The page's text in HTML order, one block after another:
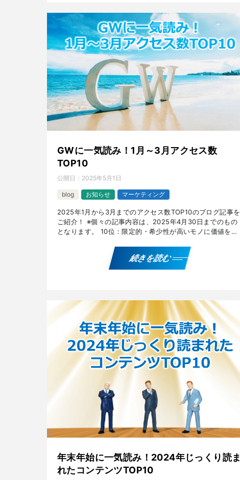
GWに一気読み！1月～3月アクセス数
TOP10
公開日： 2025年5月1日
blog お知らせ マーケティング
2025年1月から3月までのアクセス数TOP10のブログ記事を
ご紹介！ ※個々の記事内容は、2025年4月30日までのもの
となります。 10位：限定的・希少性が高いモノに価値を感
続きを読む
年末年始に一気読み！2024年じっくり読ま
れたコンテンツTOP10